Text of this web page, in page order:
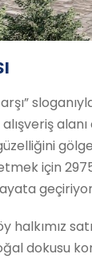
Çarşı”
için
halkımız
dokusu